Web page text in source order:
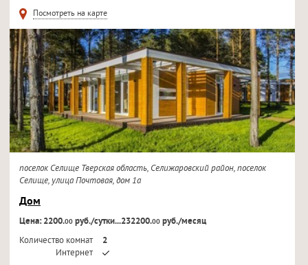
Посмотреть на карте
поселок Селище Тверская область, Селижаровский район, поселок
Селище, улица Почтовая, дом 1а
Дом
Цена: 2200.00руб./сутки...232200.00руб./месяц
Количество комнат
2
Интернет